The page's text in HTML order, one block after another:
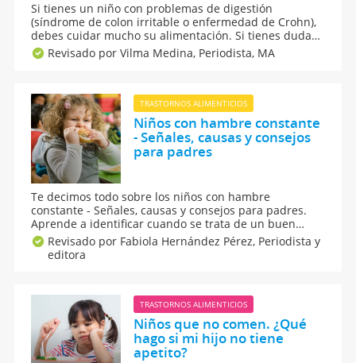
Si tienes un niño con problemas de digestión
(síndrome de colon irritable o enfermedad de Crohn),
debes cuidar mucho su alimentación. Si tienes dudas
sobre cuáles son los mejores hábitos de alimentación
para niños con problemas de digestión, ¡aquí tienes
Revisado por Vilma Medina, Periodista, MA
TRASTORNOS ALIMENTICIOS
Niños con hambre constante
- Señales, causas y consejos
para padres
Te decimos todo sobre los niños con hambre
constante - Señales, causas y consejos para padres.
Aprende a identificar cuando se trata de un buen
apetito o de ansiedad por la comida, así como los
motivos más comunes, las posibles consecuencias y
Revisado por Fabiola Hernández Pérez, Periodista y
editora
TRASTORNOS ALIMENTICIOS
Niños que no comen. ¿Qué
hago si mi hijo no tiene
apetito?